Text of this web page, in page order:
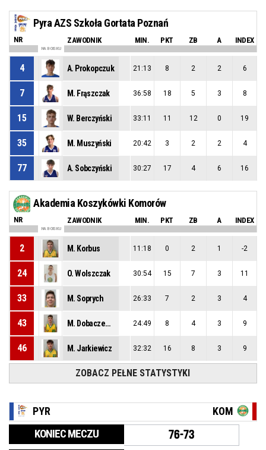
Pyra AZS Szkoła Gortata Poznań
NR ZAWODNIK MIN. PKT ZB A INDEX
NA BOISKU
4 A. Prokopczuk 21:13 8 2 2 6
7 M. Frąszczak 36:58 18 5 3 8
15 W. Berczyński 33:11 11 12 0 19
35 M. Muszyński 20:42 3 2 2 4
77 A. Sobczyński 30:27 17 4 6 16
Akademia Koszykówki Komorów
NR ZAWODNIK MIN. PKT ZB A INDEX
NA BOISKU
2 M. Korbus 11:18 0 2 1 -2
24 O. Wolszczak 30:54 15 7 3 11
33 M. Soprych 26:33 7 2 3 4
43 M. Dobaczewski 24:49 8 4 3 9
46 M. Jarkiewicz 32:32 16 8 3 9
ZOBACZ PEŁNE STATYSTYKI
PYR KOM
KONIEC MECZU 76-73